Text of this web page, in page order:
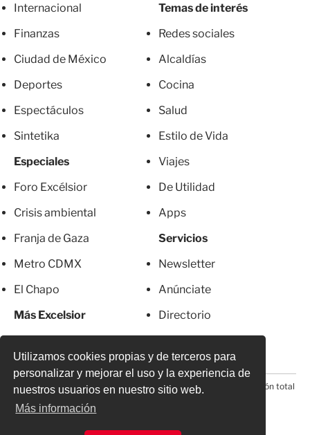
Utilizamos cookies propias y de terceros para
personalizar y mejorar el uso y la experiencia de
nuestros usuarios en nuestro sitio web.
Más información
Internacional
Finanzas
Ciudad de México
Deportes
Espectáculos
Sintetika
Especiales
Foro Excélsior
Crisis ambiental
Franja de Gaza
Metro CDMX
El Chapo
Más Excelsior
Temas de interés
Redes sociales
Alcaldías
Cocina
Salud
Estilo de Vida
Viajes
De Utilidad
Apps
Servicios
Newsletter
Anúnciate
Directorio
© 2026 Todos los derechos reservados. Prohibida la reproducción total
o parcial, incluyendo cualquier medio electrónico*